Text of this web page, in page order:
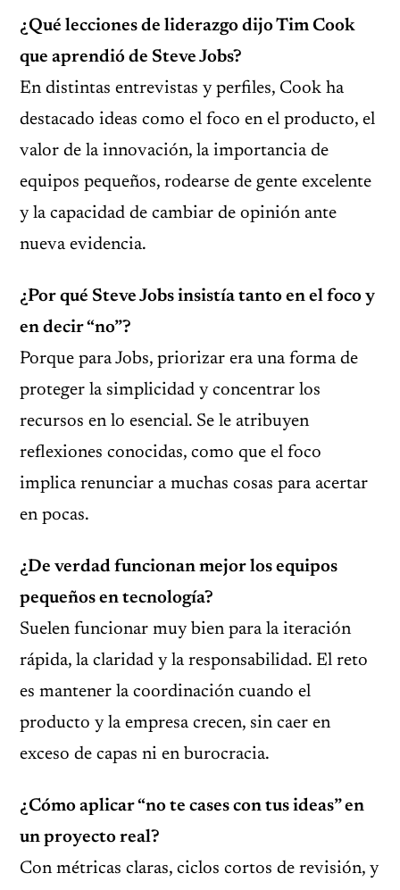
¿Qué lecciones de liderazgo dijo Tim Cook
que aprendió de Steve Jobs?
En distintas entrevistas y perfiles, Cook ha
destacado ideas como el foco en el producto, el
valor de la innovación, la importancia de
equipos pequeños, rodearse de gente excelente
y la capacidad de cambiar de opinión ante
nueva evidencia.
¿Por qué Steve Jobs insistía tanto en el foco y
en decir “no”?
Porque para Jobs, priorizar era una forma de
proteger la simplicidad y concentrar los
recursos en lo esencial. Se le atribuyen
reflexiones conocidas, como que el foco
implica renunciar a muchas cosas para acertar
en pocas.
¿De verdad funcionan mejor los equipos
pequeños en tecnología?
Suelen funcionar muy bien para la iteración
rápida, la claridad y la responsabilidad. El reto
es mantener la coordinación cuando el
producto y la empresa crecen, sin caer en
exceso de capas ni en burocracia.
¿Cómo aplicar “no te cases con tus ideas” en
un proyecto real?
Con métricas claras, ciclos cortos de revisión, y